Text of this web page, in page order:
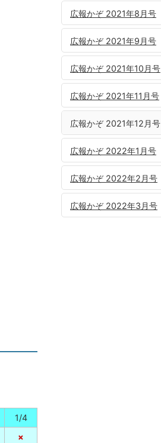
1/4
×
広報かぞ 2021年8月号
広報かぞ 2021年9月号
広報かぞ 2021年10月号
広報かぞ 2021年11月号
広報かぞ 2021年12月号
広報かぞ 2022年1月号
広報かぞ 2022年2月号
広報かぞ 2022年3月号